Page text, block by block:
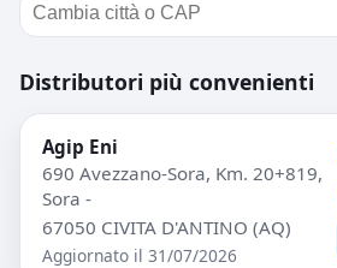
Distributori più convenienti
Agip Eni
690 Avezzano-Sora, Km. 20+819,
Sora -
67050 CIVITA D'ANTINO (AQ)
Aggiornato il 31/07/2026